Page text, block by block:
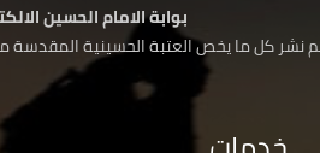
بوابة الامام الحسين
نشر كل ما يخص العتبة الحسينية المقدسة